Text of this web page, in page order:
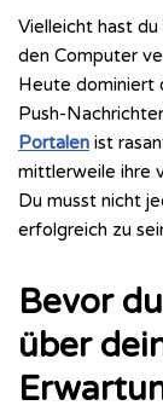
Vielleicht hast
den Computer
Heute dominiert
Push-
Portalen ist
mittlerweile ihre
Du musst nicht
erfolgreich zu
Bevor
über